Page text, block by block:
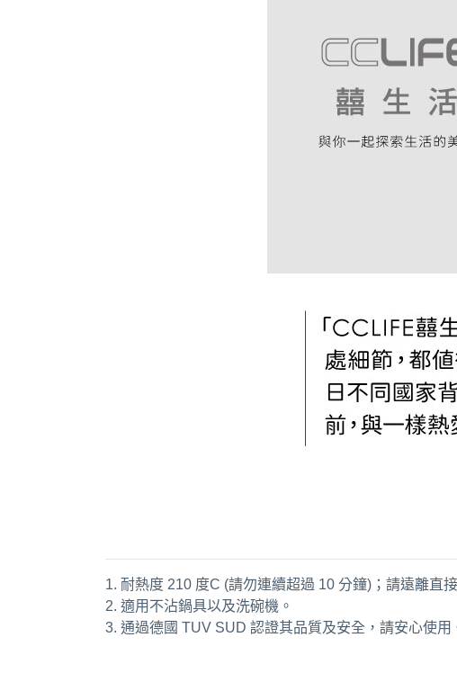
1. 耐熱度 210 度C (請勿連續超過 10 分鐘)；請遠離直
2. 適用不沾鍋具以及洗碗機。
3. 通過德國 TUV SUD 認證其品質及安全，請安心使用